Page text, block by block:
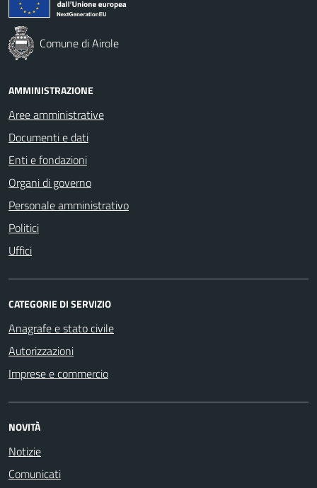
Comune di Airole
AMMINISTRAZIONE
Aree amministrative
Documenti e dati
Enti e fondazioni
Organi di governo
Personale amministrativo
Politici
Uffici
CATEGORIE DI SERVIZIO
Anagrafe e stato civile
Autorizzazioni
Imprese e commercio
NOVITÀ
Notizie
Comunicati